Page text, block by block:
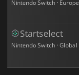
Nintendo Switch · Europe
Startselect
Nintendo Switch · Global